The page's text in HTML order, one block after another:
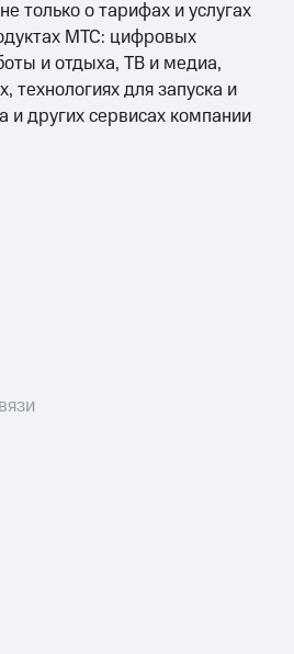
только о тарифах и услугах
МТС: цифровых
и отдыха, ТВ и медиа,
технологиях для запуска и
и других сервисах компании